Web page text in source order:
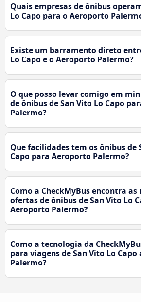
Quais empresas de ônibus
Lo Capo para o Aeroporto
Existe um barramento direto
Lo Capo e o Aeroporto Palermo?
O que posso levar comigo em
de ônibus de San Vito Lo Capo
Palermo?
Que facilidades tem os ônibus de
Capo para Aeroporto Palermo?
Como a CheckMyBus encontra as
ofertas de ônibus de San Vito Lo
Aeroporto Palermo?
Como a tecnologia da
para viagens de San Vito Lo
Palermo?